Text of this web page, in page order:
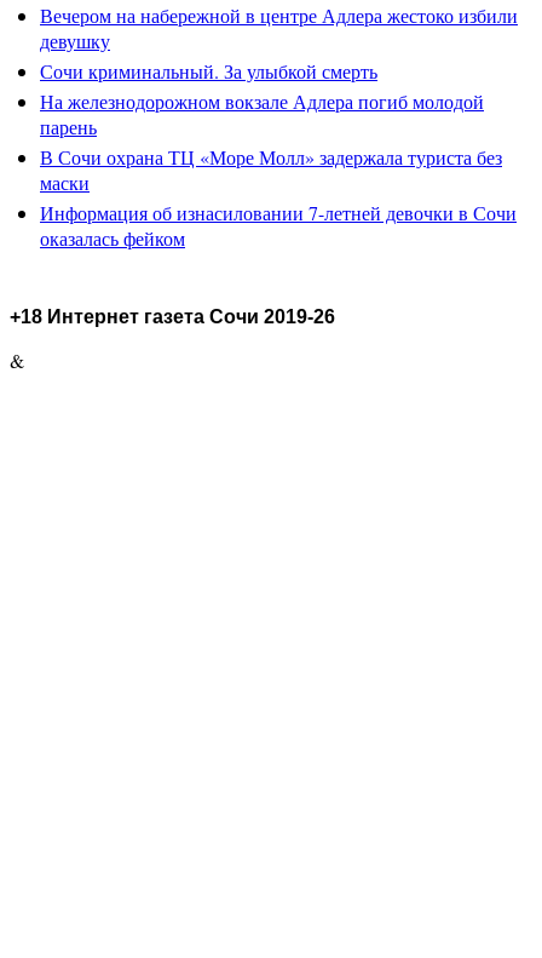
Вечером на набережной в центре Адлера жестоко избили
девушку
Сочи криминальный. За улыбкой смерть
На железнодорожном вокзале Адлера погиб молодой
парень
В Сочи охрана ТЦ «Море Молл» задержала туриста без
маски
Информация об изнасиловании 7-летней девочки в Сочи
оказалась фейком
+18 Интернет газета Сочи 2019-26
&